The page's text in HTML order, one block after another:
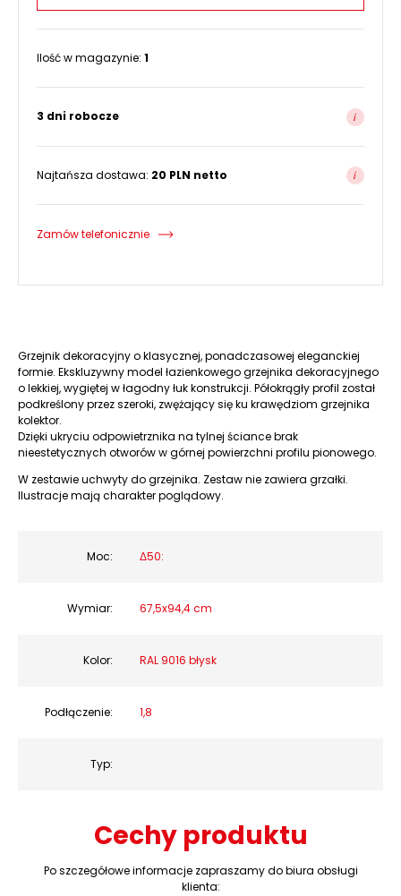
Ilość w magazynie: 1
3 dni robocze
Najtańsza dostawa: 20 PLN netto
Zamów telefonicznie
Grzejnik dekoracyjny o klasycznej, ponadczasowej eleganckiej
formie. Ekskluzywny model łazienkowego grzejnika dekoracyjnego
o lekkiej, wygiętej w łagodny łuk konstrukcji. Półokrągły profil został
podkreślony przez szeroki, zwężający się ku krawędziom grzejnika
kolektor.
Dzięki ukryciu odpowietrznika na tylnej ściance brak
nieestetycznych otworów w górnej powierzchni profilu pionowego.
W zestawie uchwyty do grzejnika. Zestaw nie zawiera grzałki.
Ilustracje mają charakter poglądowy.
Moc: Δ50:
Wymiar: 67,5x94,4 cm
Kolor: RAL 9016 błysk
Podłączenie: 1,8
Typ:
Cechy produktu
Po szczegółowe informacje zapraszamy do biura obsługi
klienta: